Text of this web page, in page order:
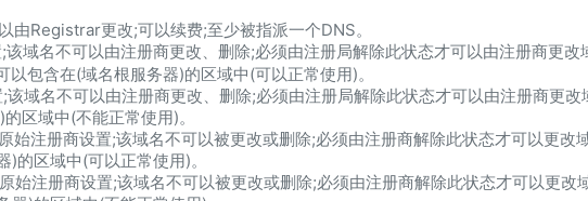
Registrar更改;可以续费;至少被指派一个DNS。
域名不可以由注册商更改、删除;必须由注册局解除此状态才可以由注册商更改
包含在(域名根服务器)的区域中(可以正常使用)。
域名不可以由注册商更改、删除;必须由注册局解除此状态才可以由注册商更改
区域中(不能正常使用)。
始注册商设置;该域名不可以被更改或删除;必须由注册商解除此状态才可以更改
的区域中(可以正常使用)。
始注册商设置;该域名不可以被更改或删除;必须由注册商解除此状态才可以更改